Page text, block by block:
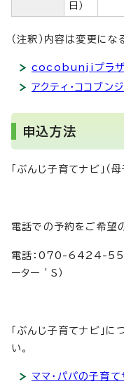
日）
（注釈）内容は変更にな
cocobunjiプラザ
アクティ・ココブン
申込方法
「ぶんじ子育てナビ」（
電話での予約をご希望
電話：070-6424-
ーター＇S）
「ぶんじ子育てナビ」
い。
ママ・パパの子育て